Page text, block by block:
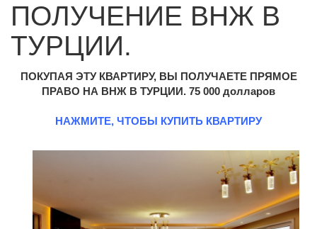
ПОЛУЧЕНИЕ ВНЖ В
ТУРЦИИ.
ПОКУПАЯ ЭТУ КВАРТИРУ, ВЫ ПОЛУЧАЕТЕ ПРЯМОЕ
ПРАВО НА ВНЖ В ТУРЦИИ. 75 000 долларов
НАЖМИТЕ, ЧТОБЫ КУПИТЬ КВАРТИРУ